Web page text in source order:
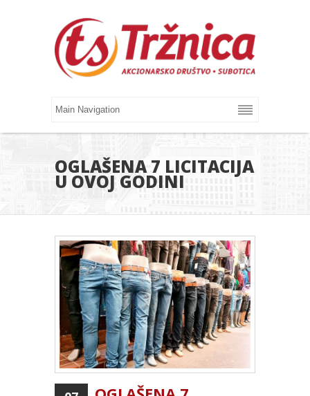
OGLAŠENA 7 LICITACIJA
U OVOJ GODINI